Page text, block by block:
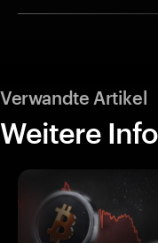
Verwandte Artikel
Weitere